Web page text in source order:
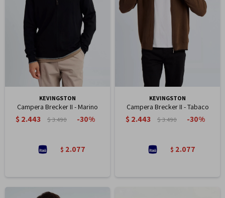
KEVINGSTON
Campera Brecker II - Marino
$ 2.443 $3.490 30
$ 2.077
KEVINGSTON
Campera Brecker II - Tabaco
$ 2.443 $3.490 30
$ 2.077